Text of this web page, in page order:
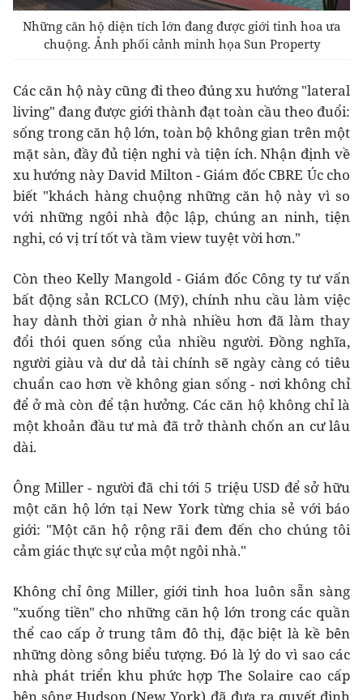
Những căn hộ diện tích lớn đang được giới tinh hoa ưa
chuộng. Ảnh phối cảnh minh họa Sun Property
Các căn hộ này cũng đi theo đúng xu hướng "lateral
living" đang được giới thành đạt toàn cầu theo đuổi:
sống trong căn hộ lớn, toàn bộ không gian trên một
mặt sàn, đầy đủ tiện nghi và tiện ích. Nhận định về
xu hướng này David Milton - Giám đốc CBRE Úc cho
biết "khách hàng chuộng những căn hộ này vì so
với những ngôi nhà độc lập, chúng an ninh, tiện
nghi, có vị trí tốt và tầm view tuyệt vời hơn."
Còn theo Kelly Mangold - Giám đốc Công ty tư vấn
bất động sản RCLCO (Mỹ), chính nhu cầu làm việc
hay dành thời gian ở nhà nhiều hơn đã làm thay
đổi thói quen sống của nhiều người. Đồng nghĩa,
người giàu và dư dả tài chính sẽ ngày càng có tiêu
chuẩn cao hơn về không gian sống - nơi không chỉ
để ở mà còn để tận hưởng. Các căn hộ không chỉ là
một khoản đầu tư mà đã trở thành chốn an cư lâu
dài.
Ông Miller - người đã chi tới 5 triệu USD để sở hữu
một căn hộ lớn tại New York từng chia sẻ với báo
giới: "Một căn hộ rộng rãi đem đến cho chúng tôi
cảm giác thực sự của một ngôi nhà."
Không chỉ ông Miller, giới tinh hoa luôn sẵn sàng
"xuống tiền" cho những căn hộ lớn trong các quần
thể cao cấp ở trung tâm đô thị, đặc biệt là kề bên
những dòng sông biểu tượng. Đó là lý do vì sao các
nhà phát triển khu phức hợp The Solaire cao cấp